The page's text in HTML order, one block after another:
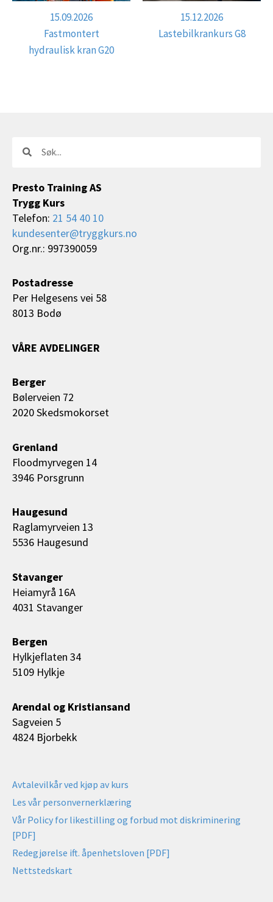
15.09.2026
Fastmontert
hydraulisk kran G20
15.12.2026
Lastebilkrankurs G8
Søk
Presto Training AS
Trygg Kurs
Telefon: 21 54 40 10
kundesenter@tryggkurs.no
Org.nr.: 997390059
Postadresse
Per Helgesens vei 58
8013 Bodø
VÅRE AVDELINGER
Berger
Bølerveien 72
2020 Skedsmokorset
Grenland
Floodmyrvegen 14
3946 Porsgrunn
Haugesund
Raglamyrveien 13
5536 Haugesund
Stavanger
Heiamyrå 16A
4031 Stavanger
Bergen
Hylkjeflaten 34
5109 Hylkje
Arendal og Kristiansand
Sagveien 5
4824 Bjorbekk
Avtalevilkår ved kjøp av kurs
Les vår personvernerklæring
Vår Policy for likestilling og forbud mot diskriminering
[PDF]
Redegjørelse ift. åpenhetsloven [PDF]
Nettstedskart